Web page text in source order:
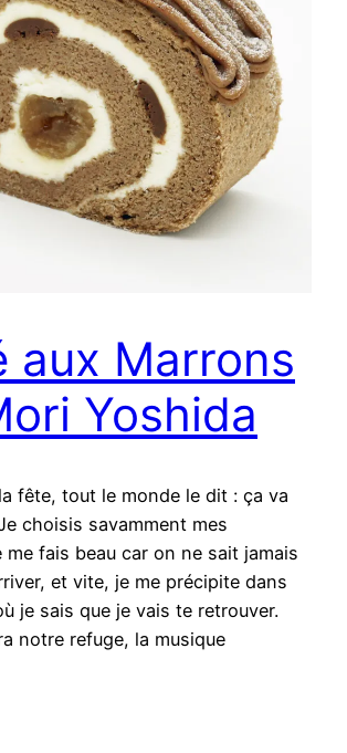
aux Marrons
Yoshida
fête, tout le monde le dit : ça va
choisis savamment mes
me fais beau car on ne sait jamais
et vite, je me précipite dans
je sais que je vais te retrouver.
notre refuge, la musique